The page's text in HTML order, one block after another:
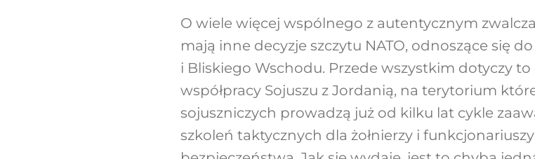
O wiele więcej wspólnego z autentycznym
mają inne decyzje szczytu NATO, odnoszące się
i Bliskiego Wschodu. Przede wszystkim dotyczy
współpracy Sojuszu z Jordanią, na terytorium
sojuszniczych prowadzą już od kilku lat cykle
szkoleń taktycznych dla żołnierzy i funkcjonariuszy